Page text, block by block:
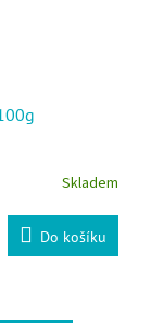
Skladem
Do košíku